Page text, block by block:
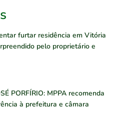
furtar residência em Vitória
pelo proprietário e
PORFÍRIO: MPPA recomenda
à prefeitura e câmara